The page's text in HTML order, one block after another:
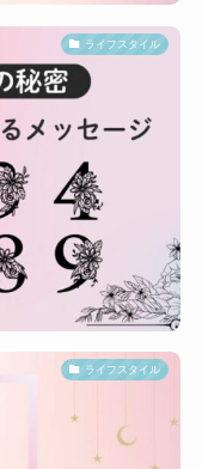
ライフスタイル
ライフスタイル